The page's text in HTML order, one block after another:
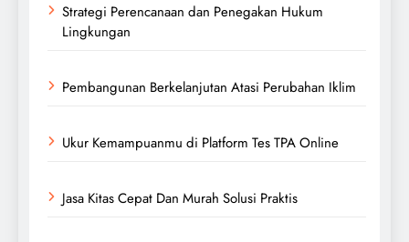
Strategi Perencanaan dan Penegakan Hukum
Lingkungan
Pembangunan Berkelanjutan Atasi Perubahan Iklim
Ukur Kemampuanmu di Platform Tes TPA Online
Jasa Kitas Cepat Dan Murah Solusi Praktis